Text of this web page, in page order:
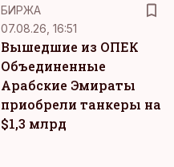
БИРЖА
07.08.26, 16:51
Вышедшие из ОПЕК
Объединенные
Арабские Эмираты
приобрели танкеры на
$1,3 млрд